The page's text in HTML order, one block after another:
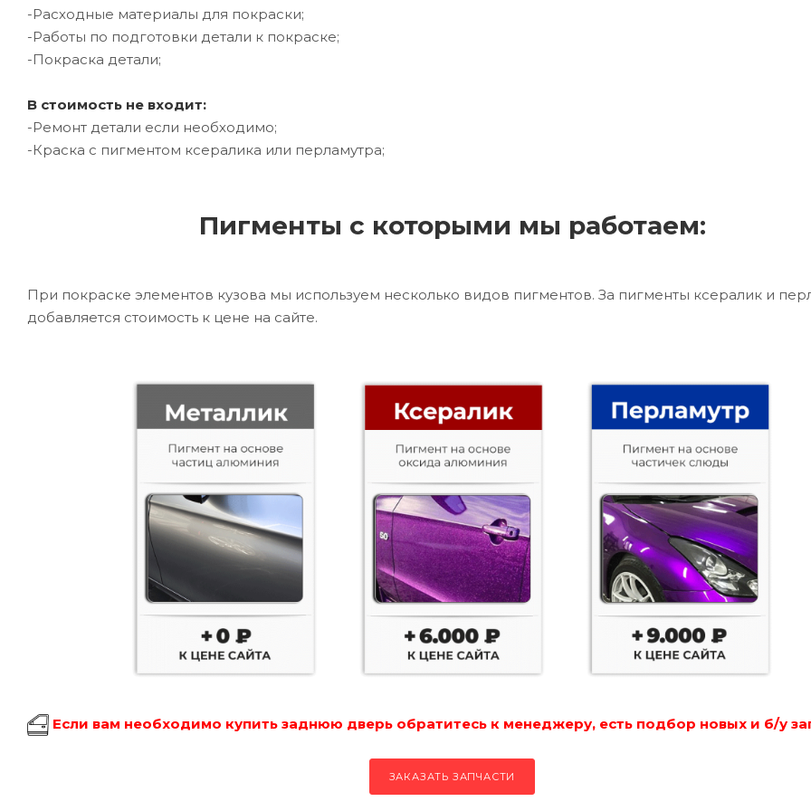
-Расходные материалы для покраски;
-Работы по подготовки детали к покраске;
-Покраска детали;
В стоимость не входит:
-Ремонт детали если необходимо;
-Краска с пигментом ксералика или перламутра;
Пигменты с которыми мы работаем:
При покраске элементов кузова мы используем несколько видов пигментов. За пигменты ксералик и
добавляется стоимость к цене на сайте.
Если вам необходимо купить заднюю дверь обратитесь к менеджеру, есть подбор новых и б/у
ЗАКАЗАТЬ ЗАПЧАСТИ